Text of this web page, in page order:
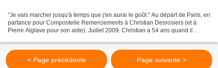
"Je vais marcher jusqu'à temps que j'en aurai le goût." Au départ de Paris, en
partance pour Compostelle Remerciements à Christian Desrosiers (et à
Pierre Alglave pour son aide). Juillet 2009. Christian a 54 ans quand il
< Page précédente Page suivante >